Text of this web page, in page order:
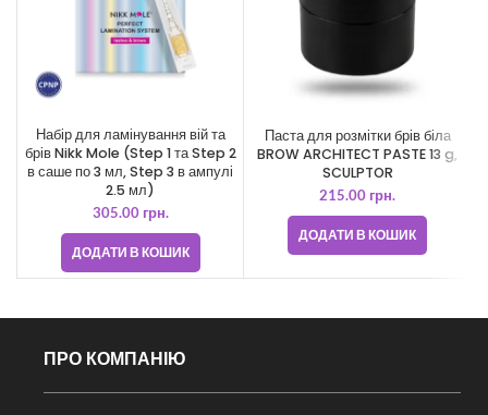
Набір для ламінування вій та
брів Nikk Mole (Step 1 та Step 2
в саше по 3 мл, Step 3 в ампулі
2.5 мл)
305.00 грн.
ДОДАТИ В КОШИК
Паста для розмітки брів біла
BROW ARCHITECT PASTE 13 g,
SCULPTOR
215.00 грн.
ДОДАТИ В КОШИК
ПРО КОМПАНІЮ